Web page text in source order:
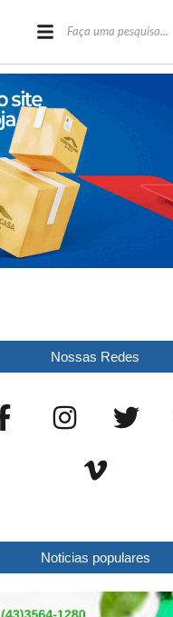
Nossas Redes
Noticias populares